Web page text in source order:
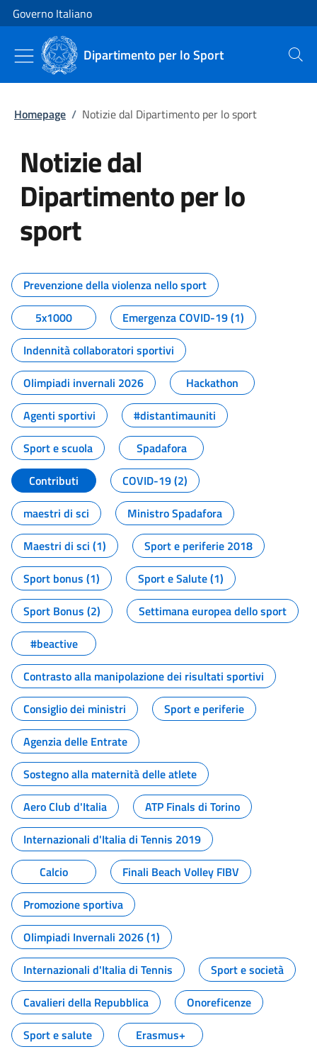
Vai al contenuto
Vai alla navigazione del sito
Governo Italiano
Dipartimento per lo Sport Cerca
Homepage / Notizie dal Dipartimento per lo sport
Notizie dal
Dipartimento per lo
sport
Tutti i contenuti della pagina
Prevenzione della violenza nello sport
5x1000
Emergenza COVID-19 (1)
Indennità collaboratori sportivi
Olimpiadi invernali 2026
Hackathon
Agenti sportivi
#distantimauniti
Sport e scuola
Spadafora
Contributi
COVID-19 (2)
maestri di sci
Ministro Spadafora
Maestri di sci (1)
Sport e periferie 2018
Sport bonus (1)
Sport e Salute (1)
Sport Bonus (2)
Settimana europea dello sport
#beactive
Contrasto alla manipolazione dei risultati sportivi
Consiglio dei ministri
Sport e periferie
Agenzia delle Entrate
Sostegno alla maternità delle atlete
Aero Club d'Italia
ATP Finals di Torino
Internazionali d'Italia di Tennis 2019
Calcio
Finali Beach Volley FIBV
Promozione sportiva
Olimpiadi Invernali 2026 (1)
Internazionali d'Italia di Tennis
Sport e società
Cavalieri della Repubblica
Onoreficenze
Sport e salute
Erasmus+